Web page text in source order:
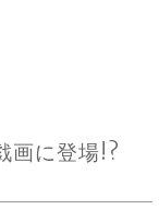
画に登場!?